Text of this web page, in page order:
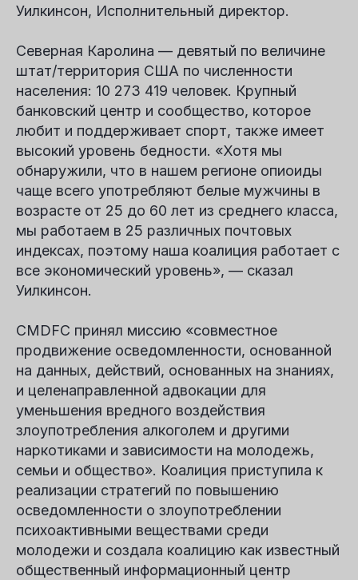
Уилкинсон, Исполнительный директор.
Северная Каролина — девятый по величине
штат/территория США по численности
населения: 10 273 419 человек. Крупный
банковский центр и сообщество, которое
любит и поддерживает спорт, также имеет
высокий уровень бедности. «Хотя мы
обнаружили, что в нашем регионе опиоиды
чаще всего употребляют белые мужчины в
возрасте от 25 до 60 лет из среднего класса,
мы работаем в 25 различных почтовых
индексах, поэтому наша коалиция работает с
все экономический уровень», — сказал
Уилкинсон.
CMDFC принял миссию «совместное
продвижение осведомленности, основанной
на данных, действий, основанных на знаниях,
и целенаправленной адвокации для
уменьшения вредного воздействия
злоупотребления алкоголем и другими
наркотиками и зависимости на молодежь,
семьи и общество». Коалиция приступила к
реализации стратегий по повышению
осведомленности о злоупотреблении
психоактивными веществами среди
молодежи и создала коалицию как известный
общественный информационный центр